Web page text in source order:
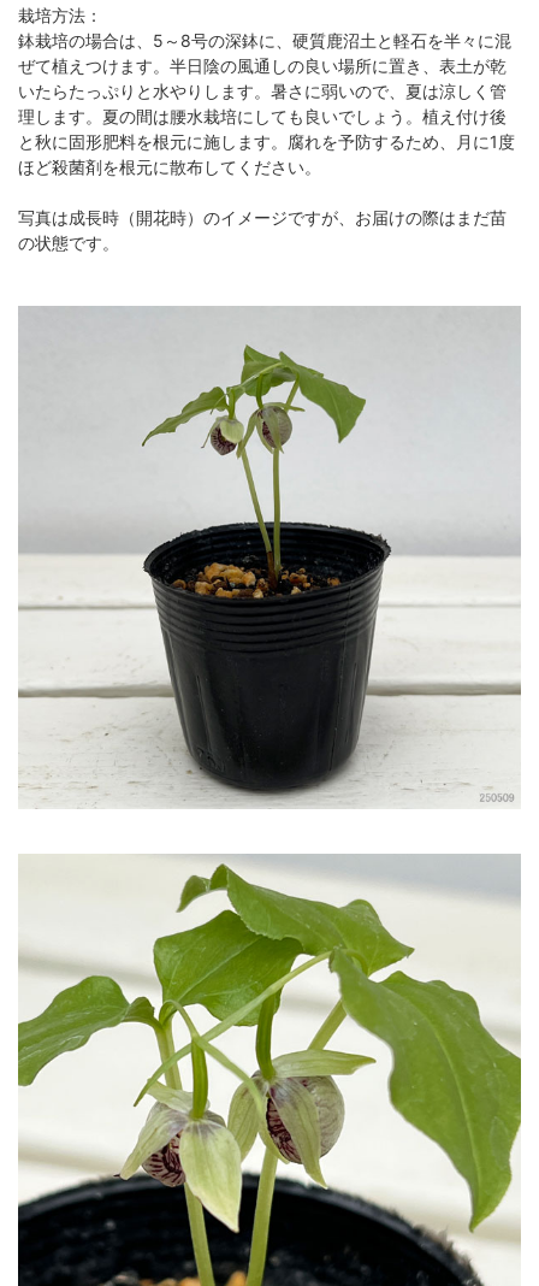
栽培方法：
鉢栽培の場合は、5～8号の深鉢に、硬質鹿沼土と軽石を半々に混
ぜて植えつけます。半日陰の風通しの良い場所に置き、表土が乾
いたらたっぷりと水やりします。暑さに弱いので、夏は涼しく管
理します。夏の間は腰水栽培にしても良いでしょう。植え付け後
と秋に固形肥料を根元に施します。腐れを予防するため、月に1度
ほど殺菌剤を根元に散布してください。
写真は成長時（開花時）のイメージですが、お届けの際はまだ苗
の状態です。